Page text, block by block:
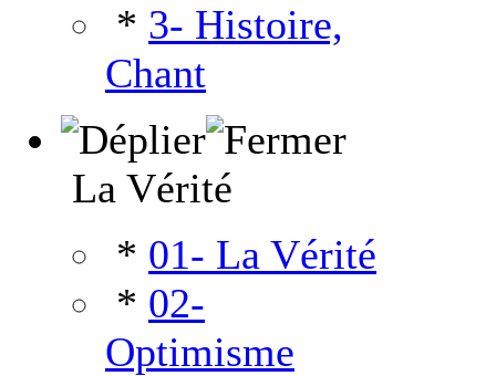
* 3- Histoire,
Chant
La Vérité
* 01- La Vérité
* 02-
Optimisme